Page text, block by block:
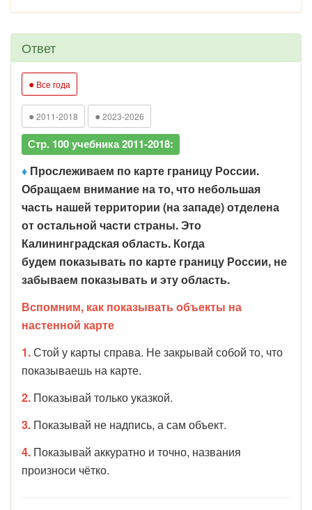
Ответ
● Все года
● 2011-2018 ● 2023-2026
Стр. 100 учебника 2011-2018:
♦ Прослеживаем по карте границу России.
Обращаем внимание на то, что небольшая
часть нашей территории (на западе) отделена
от остальной части страны. Это
Калининградская область. Когда
будем показывать по карте границу России, не
забываем показывать и эту область.
Вспомним, как показывать объекты на
настенной карте
1.Стой у карты справа. Не закрывай собой то, что
показываешь на карте.
2. Показывай только указкой.
3. Показывай не надпись, а сам объект.
4. Показывай аккуратно и точно, названия
произноси чётко.